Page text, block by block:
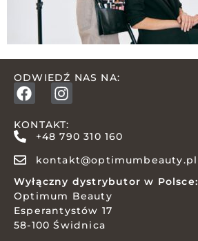
ODWIEDŹ NAS NA:
KONTAKT:
+48 790 310 160
kontakt@optimumbeauty.pl
Wyłączny dystrybutor w Polsce:
Optimum Beauty
Esperantystów 17
58-100 Świdnica